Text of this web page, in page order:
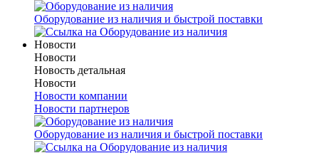
Оборудование из наличия и быстрой поставки
Новости
Новости
Новость детальная
Новости
Новости компании
Новости партнеров
Оборудование из наличия и быстрой поставки